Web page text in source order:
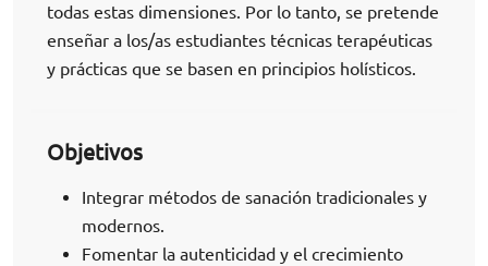
todas estas dimensiones. Por lo tanto, se pretende
enseñar a los/as estudiantes técnicas terapéuticas
y prácticas que se basen en principios holísticos.
Objetivos
Integrar métodos de sanación tradicionales y
modernos.
Fomentar la autenticidad y el crecimiento